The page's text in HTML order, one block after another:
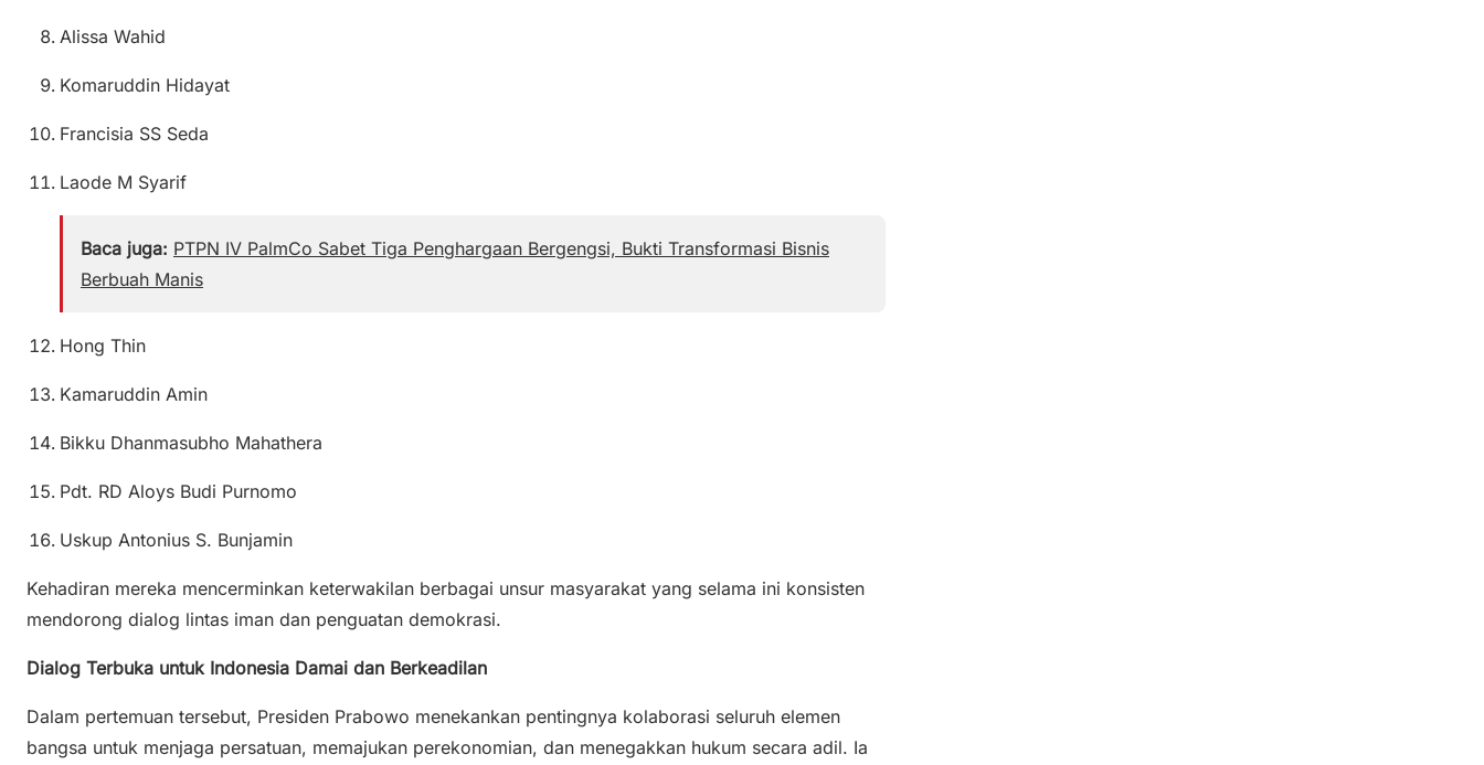
Alissa Wahid
Komaruddin Hidayat
Francisia SS Seda
Laode M Syarif
Baca juga: PTPN IV PalmCo Sabet Tiga Penghargaan Bergengsi, Bukti Transformasi Bisnis
Berbuah Manis
Hong Thin
Kamaruddin Amin
Bikku Dhanmasubho Mahathera
Pdt. RD Aloys Budi Purnomo
Uskup Antonius S. Bunjamin
Kehadiran mereka mencerminkan keterwakilan berbagai unsur masyarakat yang selama ini konsisten
mendorong dialog lintas iman dan penguatan demokrasi.
Dialog Terbuka untuk Indonesia Damai dan Berkeadilan
Dalam pertemuan tersebut, Presiden Prabowo menekankan pentingnya kolaborasi seluruh elemen
bangsa untuk menjaga persatuan, memajukan perekonomian, dan menegakkan hukum secara adil. Ia